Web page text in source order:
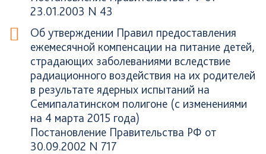
23.01.2003 N 43
Об утверждении Правил предоставления
ежемесячной компенсации на питание детей,
страдающих заболеваниями вследствие
радиационного воздействия на их родителей
в результате ядерных испытаний на
Семипалатинском полигоне (с изменениями
на 4 марта 2015 года)
Постановление Правительства РФ от
30.09.2002 N 717